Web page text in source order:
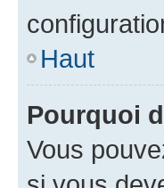
Haut
Pourquoi
Vous